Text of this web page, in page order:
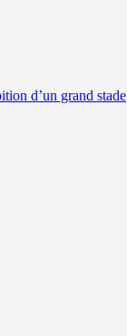
d’un grand stade